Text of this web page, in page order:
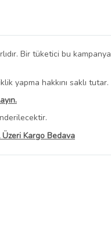
Bir tüketici bu kampanya
yapma hakkını saklı tutar.
Kargo Bedava